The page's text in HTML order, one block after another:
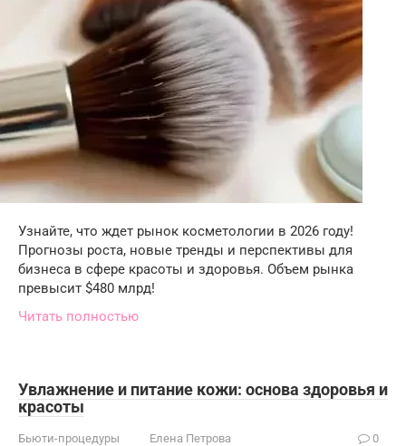
Узнайте, что ждет рынок косметологии в 2026 году!
Прогнозы роста, новые тренды и перспективы для
бизнеса в сфере красоты и здоровья. Объем рынка
превысит $480 млрд!
Читать полностью
Увлажнение и питание кожи: основа здоровья и
красоты
Бьюти-процедуры Елена Петрова 0